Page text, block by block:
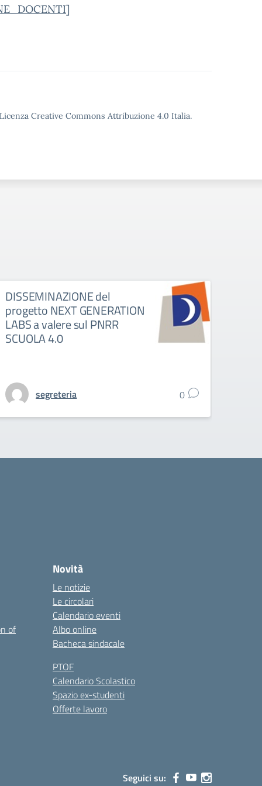
]
Creative Commons Attribuzione 4.0 Italia.
DISSEMINAZIONE del
progetto NEXT GENERATION
LABS a valere sul PNRR
SCUOLA 4.0
segreteria 0
of
Novità
Le notizie
Le circolari
Calendario eventi
Albo online
Bacheca sindacale
PTOF
Calendario Scolastico
Spazio ex-studenti
Offerte lavoro
Seguici su: